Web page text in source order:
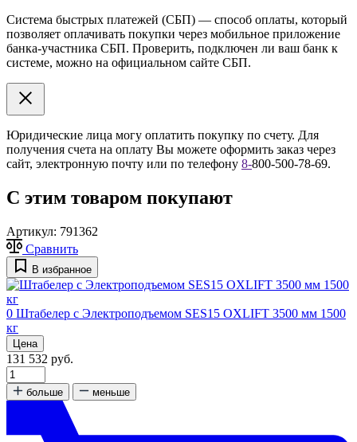
Система быстрых платежей (СБП) — способ оплаты, который
позволяет оплачивать покупки через мобильное приложение
банка-участника СБП. Проверить, подключен ли ваш банк к
системе, можно на официальном сайте СБП.
Юридические лица могу оплатить покупку по счету. Для
получения счета на оплату Вы можете оформить заказ через
сайт, электронную почту или по телефону 8-800-500-78-69.
С этим товаром покупают
Артикул: 791362
Сравнить
В избранное
0 Штабелер с Электроподъемом SES15 OXLIFT 3500 мм 1500
кг
Цена
131 532 руб.
больше меньше